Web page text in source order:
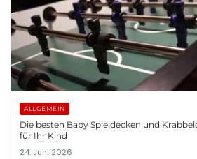
ALLGEMEIN
Die besten Baby Spieldecken und
für Ihr Kind
24. Juni 2026